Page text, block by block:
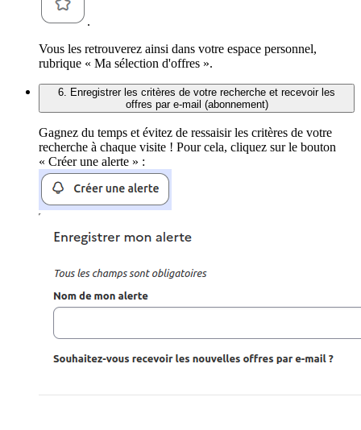
.
Vous les retrouverez ainsi dans votre espace personnel,
rubrique « Ma sélection d'offres ».
6. Enregistrer les critères de votre recherche et recevoir les
offres par e-mail (abonnement)
Gagnez du temps et évitez de ressaisir les critères de votre
recherche à chaque visite ! Pour cela, cliquez sur le bouton
« Créer une alerte » :